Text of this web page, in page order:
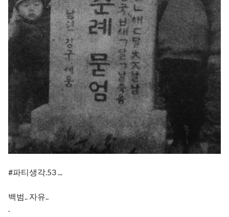
#파티생각.53 ...
백범.. 자유..